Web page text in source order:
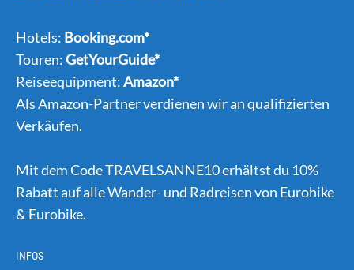
Hotels: Booking.com*
Touren:GetYourGuide*
Reiseequipment:Amazon*
Als Amazon-Partner verdienen wir an qualifizierten
Verkäufen.
Mit dem Code TRAVELSANNE10 erhältst du 10%
Rabatt auf alle Wander- und Radreisen von Eurohike
& Eurobike.
INFOS